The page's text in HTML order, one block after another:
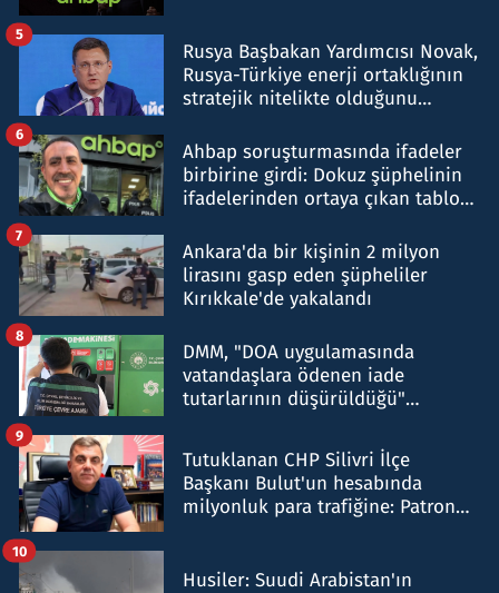
Rusya Başbakan Yardımcısı Novak,
Rusya-Türkiye enerji ortaklığının
stratejik nitelikte olduğunu
5
Ahbap soruşturmasında ifadeler
birbirine girdi: Dokuz şüphelinin
ifadelerinden ortaya çıkan tablo
6
Ankara'da bir kişinin 2 milyon
lirasını gasp eden şüpheliler
Kırıkkale'de yakalandı
7
DMM, "DOA uygulamasında
vatandaşlara ödenen iade
tutarlarının düşürüldüğü"
8
Tutuklanan CHP Silivri İlçe
Başkanı Bulut'un hesabında
milyonluk para trafiğine: Patron
9
Husiler: Suudi Arabistan'ın
10